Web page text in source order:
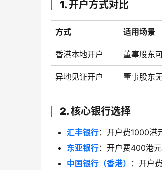
1. 开户方式对比
方式 适用场景
香港本地开户 董事股东
异地见证开户 董事股东
2. 核心银行选择
汇丰银行：开户费1000港
东亚银行：开户费400港
中国银行（香港）
：开户